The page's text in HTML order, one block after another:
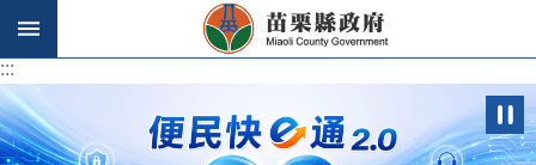
跳到主要內容區塊
:::
:::